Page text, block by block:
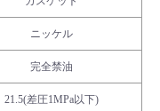
ニッケル
完全禁油
21.5(差圧1MPa以下)